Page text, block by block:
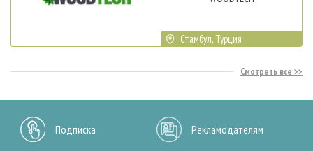
Стамбул, Турция
Смотреть все
Подписка Рекламодателям